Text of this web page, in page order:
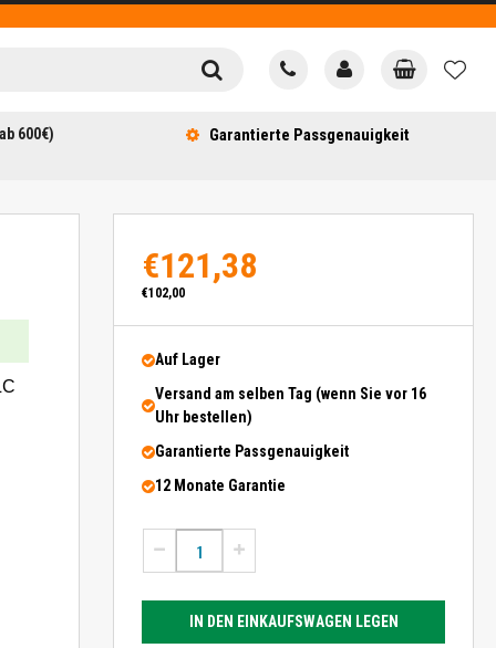
600€) Garantierte Passgenauigkeit
€121,38
€102,00
Auf Lager
Versand am selben Tag (wenn Sie vor 16
Uhr bestellen)
Garantierte Passgenauigkeit
12 Monate Garantie
IN DEN EINKAUFSWAGEN LEGEN